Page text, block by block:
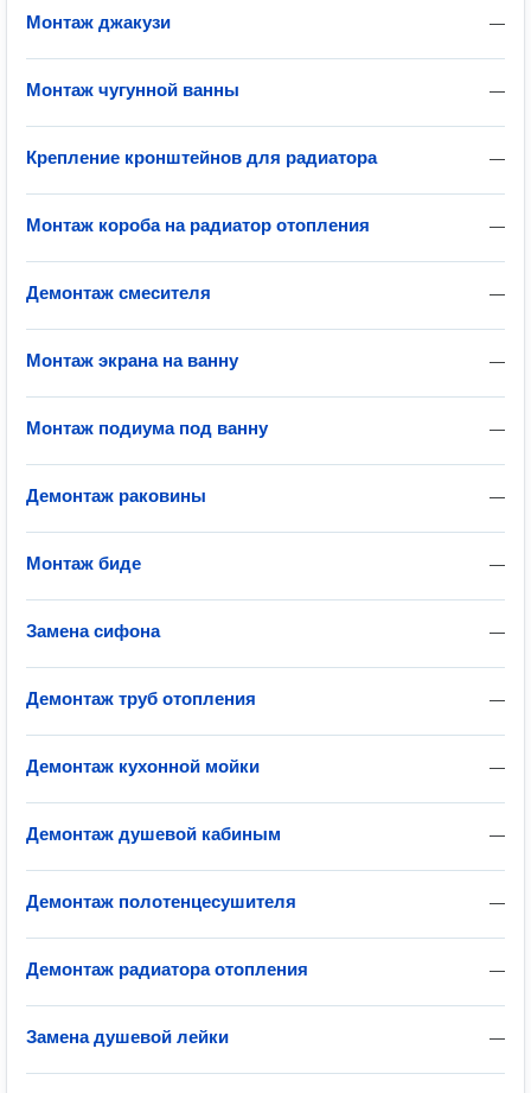
—
Монтаж джакузи
—
Монтаж чугунной ванны
—
Крепление кронштейнов для радиатора
—
Монтаж короба на радиатор отопления
—
Демонтаж смесителя
—
Монтаж экрана на ванну
—
Монтаж подиума под ванну
—
Демонтаж раковины
—
Монтаж биде
—
Замена сифона
—
Демонтаж труб отопления
—
Демонтаж кухонной мойки
—
Демонтаж душевой кабиным
—
Демонтаж полотенцесушителя
—
Демонтаж радиатора отопления
—
Замена душевой лейки